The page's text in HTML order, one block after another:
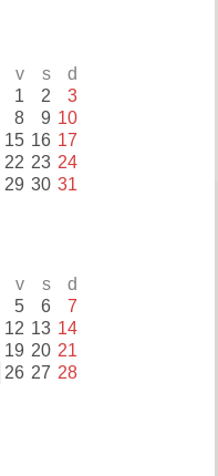
v s d
1 2 3
8 9 10
15 16 17
22 23 24
29 30 31
v s d
5 6 7
12 13 14
19 20 21
26 27 28